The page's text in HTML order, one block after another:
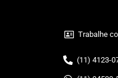
Trabalhe
(11) 4123-